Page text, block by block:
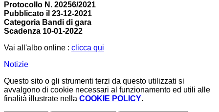
Protocollo N. 20256/2021
Pubblicato il 23-12-2021
Categoria Bandi di gara
Scadenza 10-01-2022
Vai all'albo online : clicca qui
Notizie
Questo sito o gli strumenti terzi da questo utilizzati si
avvalgono di cookie necessari al funzionamento ed utili alle
finalità illustrate nella COOKIE POLICY.